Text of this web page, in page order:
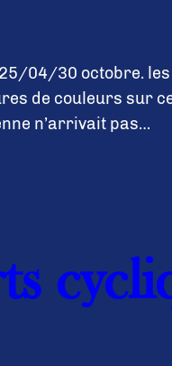
04/30 octobre.
de couleurs sur
n’arrivait pas…